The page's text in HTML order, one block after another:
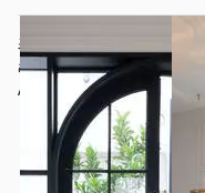
表参道駅から8分 青山骨董
む、庭付きの開放的なスペ
Aoyama loft apartment